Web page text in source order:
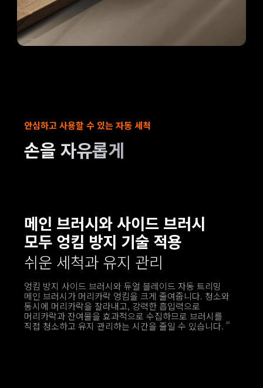
안심하고 사용할 수 있는 자동 세척
손을 자유롭게
메인 브러시와 사이드 브러시
모두 엉킴 방지 기술 적용
쉬운 세척과 유지 관리
엉킴 방지 사이드 브러시와 듀얼 블레이드 자동 트리밍
메인 브러시가 머리카락 엉킴을 크게 줄여줍니다. 청소와
동시에 머리카락을 잘라내고, 강력한 흡입력으로
머리카락과 잔여물을 효과적으로 수집하므로 브러시를
직접 청소하고 유지 관리하는 시간을 줄일 수 있습니다. 10